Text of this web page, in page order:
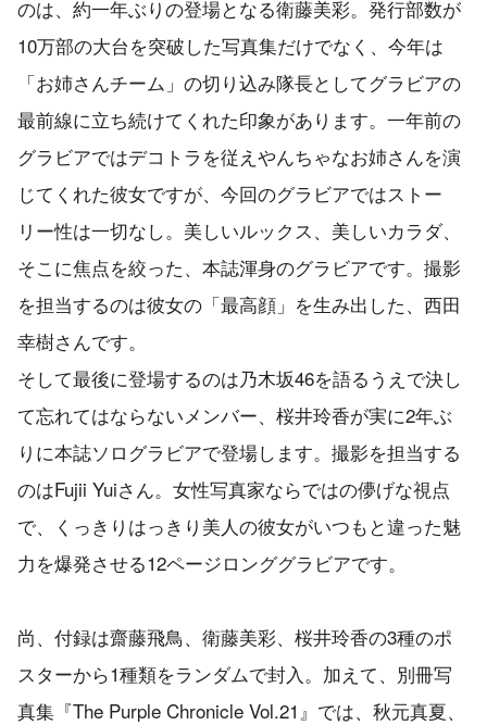
のは、約一年ぶりの登場となる衛藤美彩。発行部数が
10万部の大台を突破した写真集だけでなく、今年は
「お姉さんチーム」の切り込み隊長としてグラビアの
最前線に立ち続けてくれた印象があります。一年前の
グラビアではデコトラを従えやんちゃなお姉さんを演
じてくれた彼女ですが、今回のグラビアではストー
リー性は一切なし。美しいルックス、美しいカラダ、
そこに焦点を絞った、本誌渾身のグラビアです。撮影
を担当するのは彼女の「最高顔」を生み出した、西田
幸樹さんです。
そして最後に登場するのは乃木坂46を語るうえで決し
て忘れてはならないメンバー、桜井玲香が実に2年ぶ
りに本誌ソログラビアで登場します。撮影を担当する
のはFujii Yuiさん。女性写真家ならではの儚げな視点
で、くっきりはっきり美人の彼女がいつもと違った魅
力を爆発させる12ページロンググラビアです。
尚、付録は齋藤飛鳥、衛藤美彩、桜井玲香の3種のポ
スターから1種類をランダムで封入。加えて、別冊写
真集『The Purple Chronicle Vol.21』では、秋元真夏、